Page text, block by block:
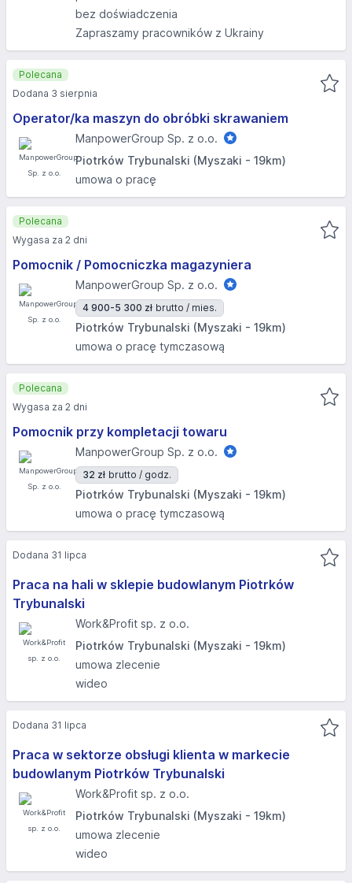
bez doświadczenia
Zapraszamy pracowników z Ukrainy
Operator/ka maszyn do obróbki skrawaniem
ManpowerGroup Sp. z o.o.
Piotrków Trybunalski (Myszaki - 19km)
umowa o pracę
Polecana
Dodana 3 sierpnia
Pomocnik / Pomocniczka magazyniera
ManpowerGroup Sp. z o.o.
4 900-5 300 zł brutto / mies.
Piotrków Trybunalski (Myszaki - 19km)
umowa o pracę tymczasową
Polecana
Wygasa za 2 dni
Pomocnik przy kompletacji towaru
ManpowerGroup Sp. z o.o.
32 zł brutto / godz.
Piotrków Trybunalski (Myszaki - 19km)
umowa o pracę tymczasową
Polecana
Wygasa za 2 dni
Praca na hali w sklepie budowlanym Piotrków
Trybunalski
Work&Profit sp. z o.o.
Piotrków Trybunalski (Myszaki - 19km)
umowa zlecenie
wideo
Dodana 31 lipca
Praca w sektorze obsługi klienta w markecie
budowlanym Piotrków Trybunalski
Work&Profit sp. z o.o.
Piotrków Trybunalski (Myszaki - 19km)
umowa zlecenie
wideo
Dodana 31 lipca